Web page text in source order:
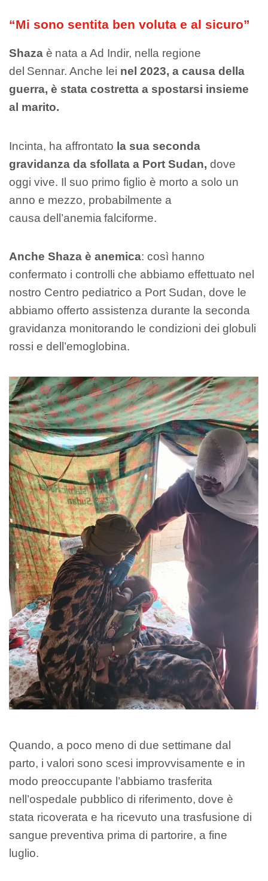
“Mi sono sentita ben voluta e al sicuro”
Shaza è nata a Ad Indir, nella regione
del Sennar. Anche lei nel 2023, a causa della
guerra, è stata costretta a spostarsi insieme
al marito.
Incinta, ha affrontato la sua seconda
gravidanza da sfollata a Port Sudan, dove
oggi vive. Il suo primo figlio è morto a solo un
anno e mezzo, probabilmente a
causa dell’anemia falciforme.
Anche Shaza è anemica: così hanno
confermato i controlli che abbiamo effettuato nel
nostro Centro pediatrico a Port Sudan, dove le
abbiamo offerto assistenza durante la seconda
gravidanza monitorando le condizioni dei globuli
rossi e dell’emoglobina.
Quando, a poco meno di due settimane dal
parto, i valori sono scesi improvvisamente e in
modo preoccupante l’abbiamo trasferita
nell’ospedale pubblico di riferimento, dove è
stata ricoverata e ha ricevuto una trasfusione di
sangue preventiva prima di partorire, a fine
luglio.